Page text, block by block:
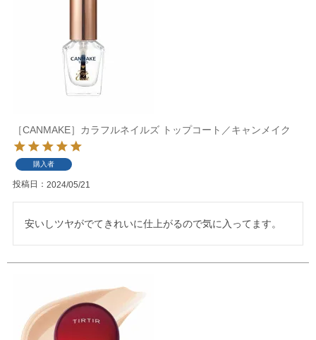
［CANMAKE］カラフルネイルズ トップコート／キャンメイク
購入者
投稿日 2024/05/21
安いしツヤがでてきれいに仕上がるので気に入ってます。